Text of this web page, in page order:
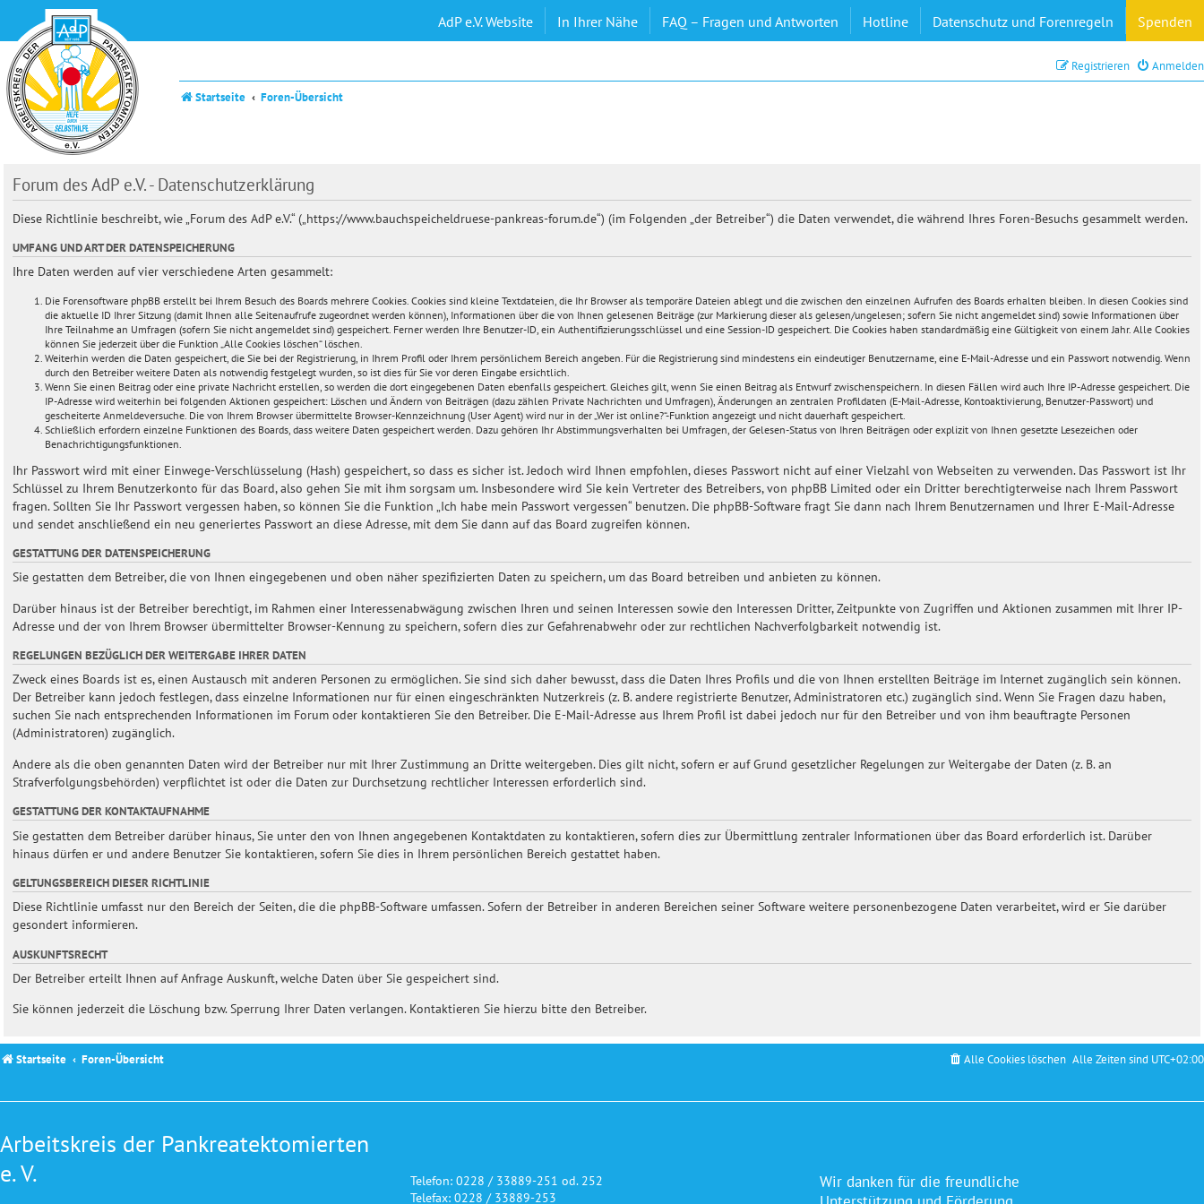
AdP e.V. Website In Ihrer Nähe FAQ – Fragen und Antworten Hotline Datenschutz und Forenregeln Spenden
Anmelden
Registrieren
Startseite Foren-Übersicht
Forum des AdP e.V. - Datenschutzerklärung
Diese Richtlinie beschreibt, wie „Forum des AdP e.V.“ („https://www.bauchspeicheldruese-pankreas-forum.de“) (im Folgenden „der Betreiber“) die Daten verwendet, die während Ihres Foren-Besuchs gesammelt werden.
UMFANG UND ART DER DATENSPEICHERUNG
Ihre Daten werden auf vier verschiedene Arten gesammelt:
Die Forensoftware phpBB erstellt bei Ihrem Besuch des Boards mehrere Cookies. Cookies sind kleine Textdateien, die Ihr Browser als temporäre Dateien ablegt und die zwischen den einzelnen Aufrufen des Boards erhalten bleiben. In diesen Cookies sind
die aktuelle ID Ihrer Sitzung (damit Ihnen alle Seitenaufrufe zugeordnet werden können), Informationen über die von Ihnen gelesenen Beiträge (zur Markierung dieser als gelesen/ungelesen; sofern Sie nicht angemeldet sind) sowie Informationen über
Ihre Teilnahme an Umfragen (sofern Sie nicht angemeldet sind) gespeichert. Ferner werden Ihre Benutzer-ID, ein Authentifizierungsschlüssel und eine Session-ID gespeichert. Die Cookies haben standardmäßig eine Gültigkeit von einem Jahr. Alle Cookies
können Sie jederzeit über die Funktion „Alle Cookies löschen“ löschen.
Weiterhin werden die Daten gespeichert, die Sie bei der Registrierung, in Ihrem Profil oder Ihrem persönlichem Bereich angeben. Für die Registrierung sind mindestens ein eindeutiger Benutzername, eine E-Mail-Adresse und ein Passwort notwendig. Wenn
durch den Betreiber weitere Daten als notwendig festgelegt wurden, so ist dies für Sie vor deren Eingabe ersichtlich.
Wenn Sie einen Beitrag oder eine private Nachricht erstellen, so werden die dort eingegebenen Daten ebenfalls gespeichert. Gleiches gilt, wenn Sie einen Beitrag als Entwurf zwischenspeichern. In diesen Fällen wird auch Ihre IP-Adresse gespeichert. Die
IP-Adresse wird weiterhin bei folgenden Aktionen gespeichert: Löschen und Ändern von Beiträgen (dazu zählen Private Nachrichten und Umfragen), Änderungen an zentralen Profildaten (E-Mail-Adresse, Kontoaktivierung, Benutzer-Passwort) und
gescheiterte Anmeldeversuche. Die von Ihrem Browser übermittelte Browser-Kennzeichnung (User Agent) wird nur in der „Wer ist online?“-Funktion angezeigt und nicht dauerhaft gespeichert.
Schließlich erfordern einzelne Funktionen des Boards, dass weitere Daten gespeichert werden. Dazu gehören Ihr Abstimmungsverhalten bei Umfragen, der Gelesen-Status von Ihren Beiträgen oder explizit von Ihnen gesetzte Lesezeichen oder
Benachrichtigungsfunktionen.
Ihr Passwort wird mit einer Einwege-Verschlüsselung (Hash) gespeichert, so dass es sicher ist. Jedoch wird Ihnen empfohlen, dieses Passwort nicht auf einer Vielzahl von Webseiten zu verwenden. Das Passwort ist Ihr
Schlüssel zu Ihrem Benutzerkonto für das Board, also gehen Sie mit ihm sorgsam um. Insbesondere wird Sie kein Vertreter des Betreibers, von phpBB Limited oder ein Dritter berechtigterweise nach Ihrem Passwort
fragen. Sollten Sie Ihr Passwort vergessen haben, so können Sie die Funktion „Ich habe mein Passwort vergessen“ benutzen. Die phpBB-Software fragt Sie dann nach Ihrem Benutzernamen und Ihrer E-Mail-Adresse
und sendet anschließend ein neu generiertes Passwort an diese Adresse, mit dem Sie dann auf das Board zugreifen können.
GESTATTUNG DER DATENSPEICHERUNG
Sie gestatten dem Betreiber, die von Ihnen eingegebenen und oben näher spezifizierten Daten zu speichern, um das Board betreiben und anbieten zu können.
Darüber hinaus ist der Betreiber berechtigt, im Rahmen einer Interessenabwägung zwischen Ihren und seinen Interessen sowie den Interessen Dritter, Zeitpunkte von Zugriffen und Aktionen zusammen mit Ihrer IP-
Adresse und der von Ihrem Browser übermittelter Browser-Kennung zu speichern, sofern dies zur Gefahrenabwehr oder zur rechtlichen Nachverfolgbarkeit notwendig ist.
REGELUNGEN BEZÜGLICH DER WEITERGABE IHRER DATEN
Zweck eines Boards ist es, einen Austausch mit anderen Personen zu ermöglichen. Sie sind sich daher bewusst, dass die Daten Ihres Profils und die von Ihnen erstellten Beiträge im Internet zugänglich sein können.
Der Betreiber kann jedoch festlegen, dass einzelne Informationen nur für einen eingeschränkten Nutzerkreis (z. B. andere registrierte Benutzer, Administratoren etc.) zugänglich sind. Wenn Sie Fragen dazu haben,
suchen Sie nach entsprechenden Informationen im Forum oder kontaktieren Sie den Betreiber. Die E-Mail-Adresse aus Ihrem Profil ist dabei jedoch nur für den Betreiber und von ihm beauftragte Personen
(Administratoren) zugänglich.
Andere als die oben genannten Daten wird der Betreiber nur mit Ihrer Zustimmung an Dritte weitergeben. Dies gilt nicht, sofern er auf Grund gesetzlicher Regelungen zur Weitergabe der Daten (z. B. an
Strafverfolgungsbehörden) verpflichtet ist oder die Daten zur Durchsetzung rechtlicher Interessen erforderlich sind.
GESTATTUNG DER KONTAKTAUFNAHME
Sie gestatten dem Betreiber darüber hinaus, Sie unter den von Ihnen angegebenen Kontaktdaten zu kontaktieren, sofern dies zur Übermittlung zentraler Informationen über das Board erforderlich ist. Darüber
hinaus dürfen er und andere Benutzer Sie kontaktieren, sofern Sie dies in Ihrem persönlichen Bereich gestattet haben.
GELTUNGSBEREICH DIESER RICHTLINIE
Diese Richtlinie umfasst nur den Bereich der Seiten, die die phpBB-Software umfassen. Sofern der Betreiber in anderen Bereichen seiner Software weitere personenbezogene Daten verarbeitet, wird er Sie darüber
gesondert informieren.
AUSKUNFTSRECHT
Der Betreiber erteilt Ihnen auf Anfrage Auskunft, welche Daten über Sie gespeichert sind.
Sie können jederzeit die Löschung bzw. Sperrung Ihrer Daten verlangen. Kontaktieren Sie hierzu bitte den Betreiber.
Startseite Foren-Übersicht Alle Zeiten sind UTC+02:00
Alle Cookies löschen
Arbeitskreis der Pankreatektomierten
e. V.
Telefon: 0228 / 33889-251 od. 252
Telefax: 0228 / 33889-253
Wir danken für die freundliche